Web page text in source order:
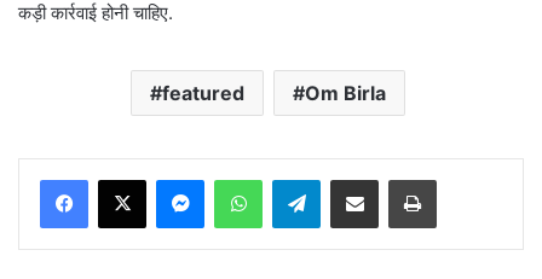
कड़ी कार्रवाई होनी चाहिए.
featured Om Birla
MessengerWhatsAppTelegramShare via Email Print